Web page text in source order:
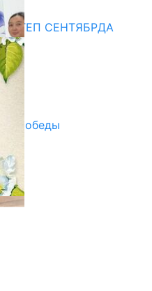
СЕНТЯБРДА
Победы